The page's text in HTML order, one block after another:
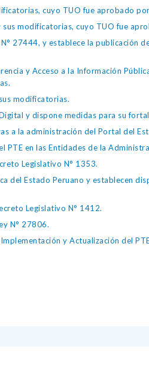
cuyo TUO fue aprobado
modificatorias, cuyo TUO fue
27444, y establece la publicación
y Acceso a la Información
modificatorias.
y dispone medidas para su
a la administración del Portal del
en las Entidades de la
Legislativo N° 1353.
del Estado Peruano y establecen
Legislativo N° 1412.
N° 27806.
y Actualización del